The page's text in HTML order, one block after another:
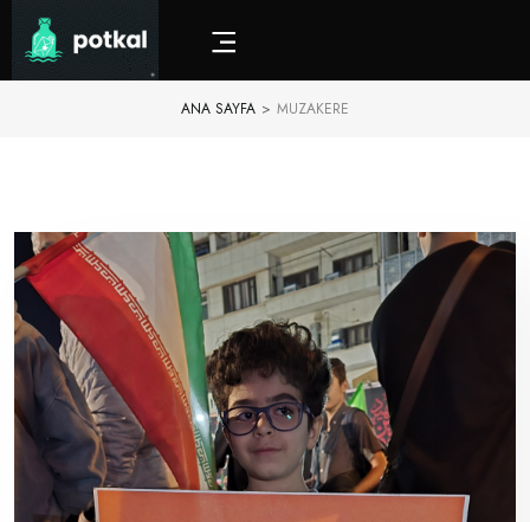
ANA SAYFA > MUZAKERE